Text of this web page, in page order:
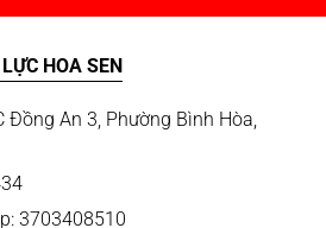
HOA SEN
Đồng An 3, Phường Bình Hòa,
3703408510